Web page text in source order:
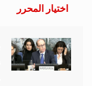
اختيار المحرر